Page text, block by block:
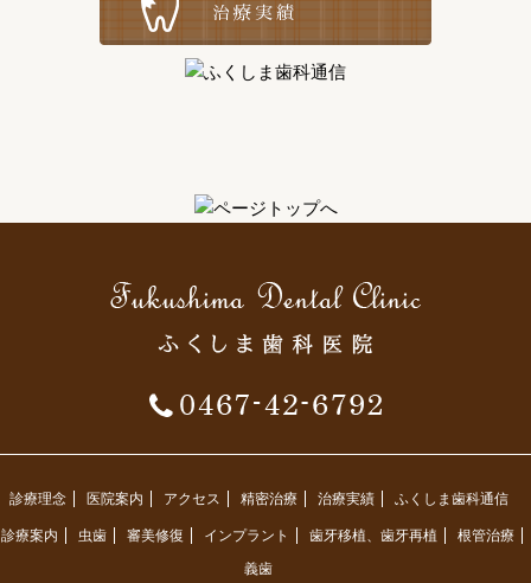
診療理念 医院案内 アクセス 精密治療 治療実績 ふくしま歯科通信
診療案内 虫歯 審美修復 インプラント 歯牙移植、歯牙再植
根管治療
義歯